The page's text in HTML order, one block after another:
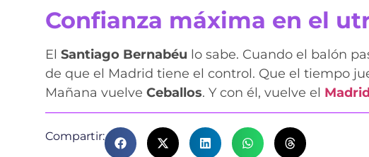
Confianza máxima en el
El Santiago Bernabéu lo sabe. Cuando el balón
de que el Madrid tiene el control. Que el tiempo
Mañana vuelve Ceballos. Y con él, vuelve el
Compartir: